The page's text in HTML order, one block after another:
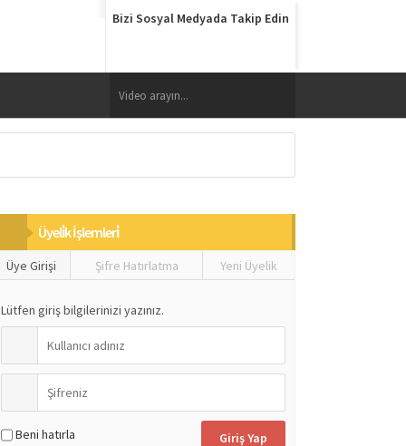
Bizi Sosyal Medyada Takip Edin
Üyeli̇k İşlemleri̇
Üye Girişi Şifre Hatırlatma Yeni Üyelik
Lütfen giriş bilgilerinizi yazınız.
Beni hatırla